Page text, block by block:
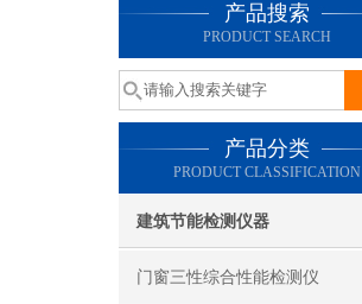
产品搜索
PRODUCT SEARCH
产品分类
PRODUCT CLASSIFICATION
建筑节能检测仪器
门窗三性综合性能检测仪